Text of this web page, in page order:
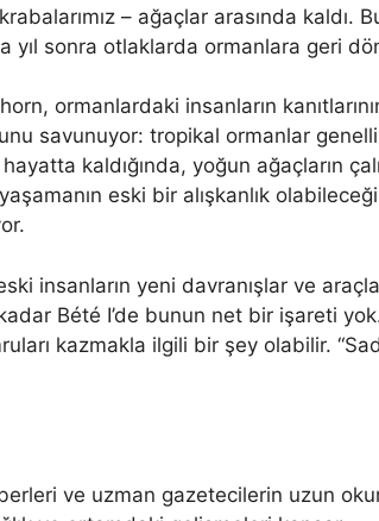
– ağaçlar arasında kaldı.
yıl sonra otlaklarda ormanlara geri
ormanlardaki insanların
savunuyor: tropikal ormanlar
kaldığında, yoğun ağaçların
eski bir alışkanlık
insanların yeni davranışlar ve
Bété I’de bunun net bir işareti
kazmakla ilgili bir şey olabilir.